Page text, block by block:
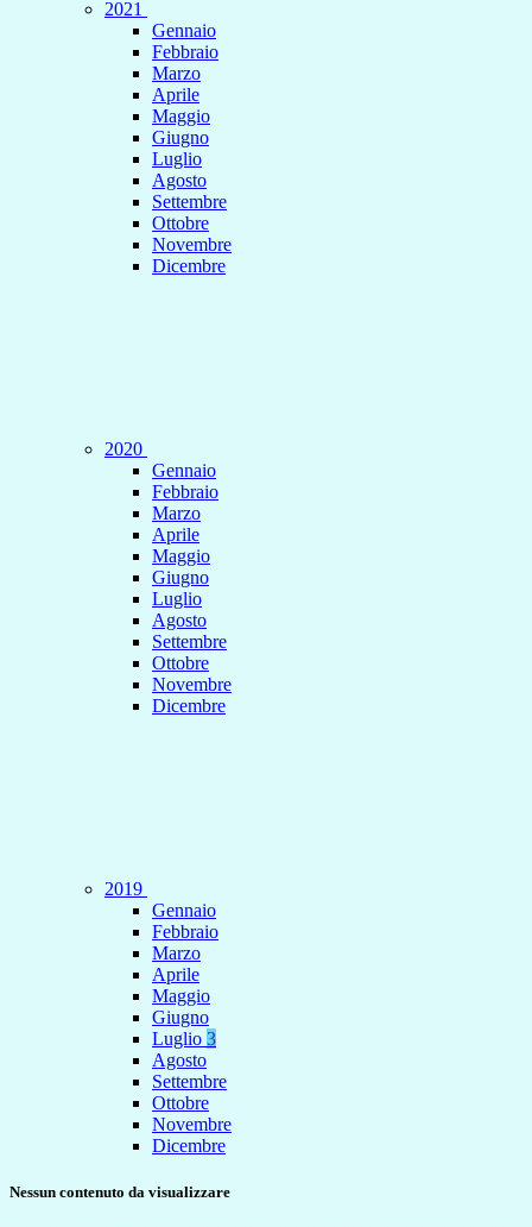
2021
Gennaio
Febbraio
Marzo
Aprile
Maggio
Giugno
Luglio
Agosto
Settembre
Ottobre
Novembre
Dicembre
2020
Gennaio
Febbraio
Marzo
Aprile
Maggio
Giugno
Luglio
Agosto
Settembre
Ottobre
Novembre
Dicembre
2019
Gennaio
Febbraio
Marzo
Aprile
Maggio
Giugno
Luglio 3
Agosto
Settembre
Ottobre
Novembre
Dicembre
Nessun contenuto da visualizzare